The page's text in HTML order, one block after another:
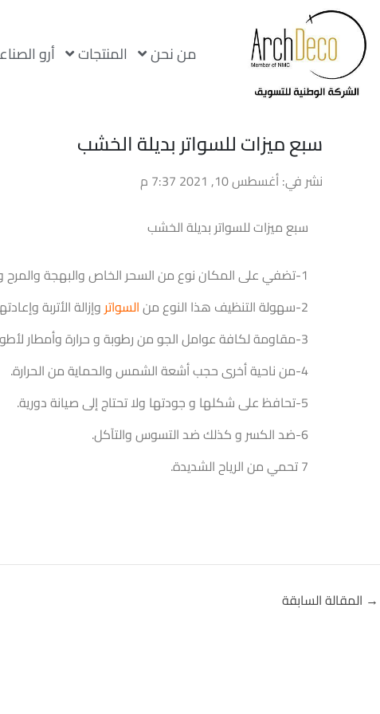
من نحن المنتجات أرو
سبع ميزات للسواتر بديلة الخشب
نشر في: أغسطس 10, 2021 7:37 م
سبع ميزات للسواتر بديلة الخشب
1-تضفي على المكان نوع من السحر الخاص والبهجة والمرح وتعطي مظهر جماليا يحمل نوع من الرقي والأناقة.
2-سهولة التنظيف هذا النوع من
السواتروإزالة الأتربة
3-مقاومة لكافة عوامل الجو من رطوبة و حرارة وأمطار لأطول فترة ممكنة.
4-من ناحية أخرى حجب أشعة الشمس والحماية من الحرارة.
5-تحافظ على شكلها و جودتها ولا تحتاج إلى صيانة دورية.
6-ضد الكسر و كذلك ضد التسوس والتآكل.
7 تحمي من الرياح الشديدة.
→ المقالة السابقة